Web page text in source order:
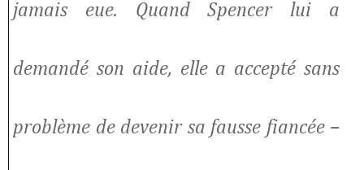
jamais eue. Quand Spencer lui a
demandé son aide, elle a accepté sans
problème de devenir sa fausse fiancée –